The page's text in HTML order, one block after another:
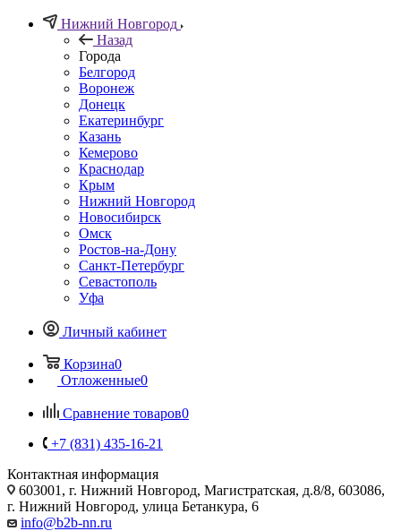
Нижний Новгород
Назад
Города
Белгород
Воронеж
Донецк
Екатеринбург
Казань
Кемерово
Краснодар
Крым
Нижний Новгород
Новосибирск
Омск
Ростов-на-Дону
Санкт-Петербург
Севастополь
Уфа
Личный кабинет
Корзина0
Отложенные0
Сравнение товаров0
+7 (831) 435-16-21
Контактная информация
603001, г. Нижний Новгород, Магистратская, д.8/8, 603086,
г. Нижний Новгород, улица Бетанкура, 6
info@b2b-nn.ru